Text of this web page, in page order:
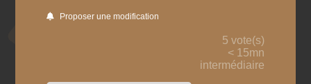
Proposer une modification
5 vote(s)
< 15mn
intermédiaire